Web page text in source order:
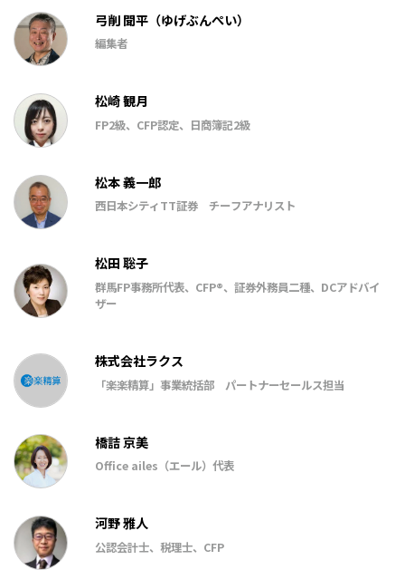
弓削 聞平（ゆげぶんぺい）
編集者
松崎 観月
FP2級、CFP認定、日商簿記2級
松本 義一郎
西日本シティTT証券 チーフアナリスト
松田 聡子
群馬FP事務所代表、CFP®、証券外務員二種、DCアドバイ
ザー
株式会社ラクス
「楽楽精算」事業統括部 パートナーセールス担当
橋詰 京美
Office ailes（エール）代表
河野 雅人
公認会計士、税理士、CFP